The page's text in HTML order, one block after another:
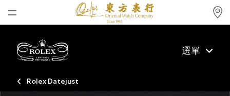
最新消息
腕表資訊
選單
Rolex Datejust